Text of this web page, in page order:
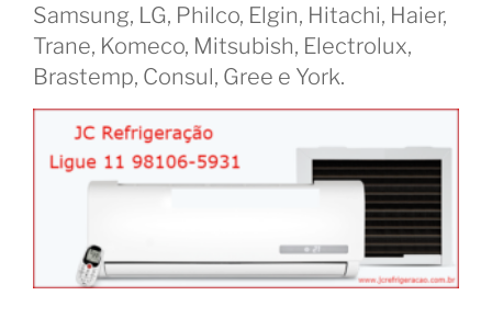
Samsung, LG, Philco, Elgin, Hitachi, Haier,
Trane, Komeco, Mitsubish, Electrolux,
Brastemp, Consul, Gree e York.